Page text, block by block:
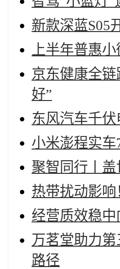
新款深蓝S05
上半年普惠
京东健康全
好”
东风汽车千
小米澎程实
聚智同行丨
热带扰动影
经营质效稳
万茗堂助力
路径